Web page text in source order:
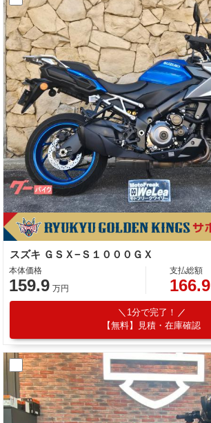
スズキ ＧＳＸ−Ｓ１０００ＧＸ
本体価格
159.9 万円
支払総額
166.9
1分で完了！
【無料】見積・在庫確認